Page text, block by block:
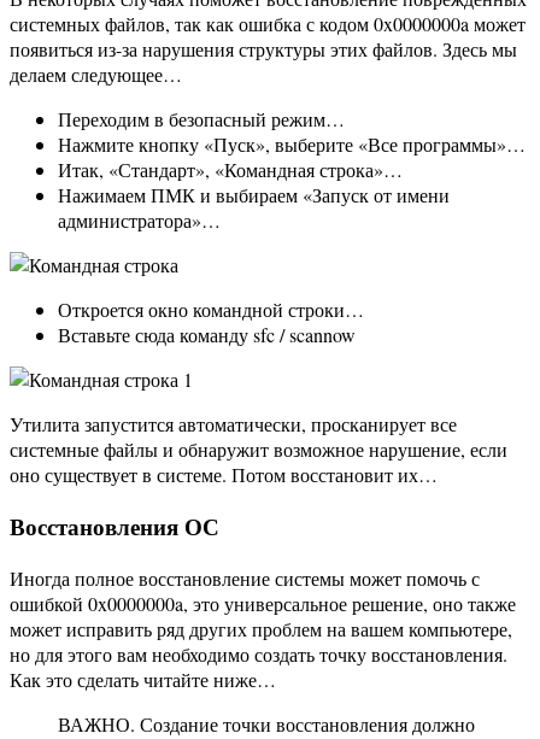
системных файлов, так как ошибка с кодом 0x0000000a может
появиться из-за нарушения структуры этих файлов. Здесь мы
делаем следующее…
Переходим в безопасный режим…
Нажмите кнопку «Пуск», выберите «Все программы»…
Итак, «Стандарт», «Командная строка»…
Нажимаем ПМК и выбираем «Запуск от имени
администратора»…
Откроется окно командной строки…
Вставьте сюда команду sfc / scannow
Утилита запустится автоматически, просканирует все
системные файлы и обнаружит возможное нарушение, если
оно существует в системе. Потом восстановит их…
Восстановления ОС
Иногда полное восстановление системы может помочь с
ошибкой 0x0000000a, это универсальное решение, оно также
может исправить ряд других проблем на вашем компьютере,
но для этого вам необходимо создать точку восстановления.
Как это сделать читайте ниже…
ВАЖНО. Создание точки восстановления должно